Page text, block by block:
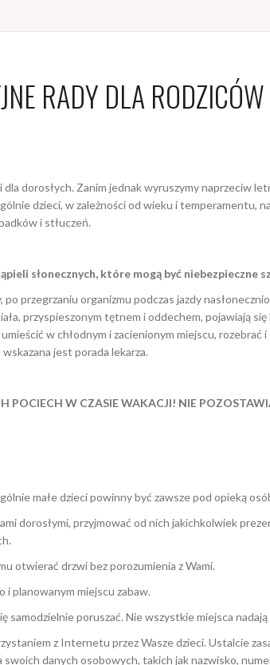
RADY DLA RODZICÓW
dorosłych. Zanim jednak wyruszymy naprzeciw
dzieci, w zależności od wieku i temperamentu,
i stłuczeń.
słonecznych, które mogą być niebezpieczne
przegrzaniu organizmu podczas jazdy
przyspieszonym tętnem i oddechem, pojawiają
w chłodnym i zacienionym miejscu,
jest porada lekarza.
POCIECH W CZASIE WAKACJI! NIE
małe dzieci powinny być zawsze pod opieką
dorosłymi, przyjmować od nich jakichkolwiek
otwierać drzwi bez porozumienia z Wami.
i planowanym miejscu zabaw.
poruszać. Nie wszystkie miejsca nadają
z Internetu przez Wasze dzieci. Ustalcie
danych osobowych, takich jak nazwisko,